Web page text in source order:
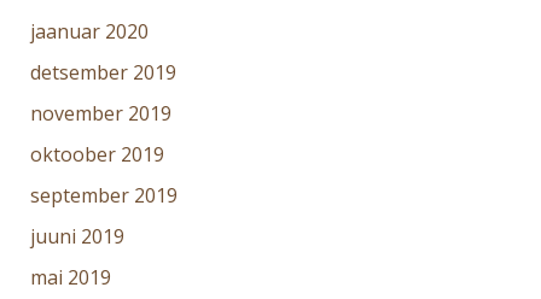
jaanuar 2020
detsember 2019
november 2019
oktoober 2019
september 2019
juuni 2019
mai 2019